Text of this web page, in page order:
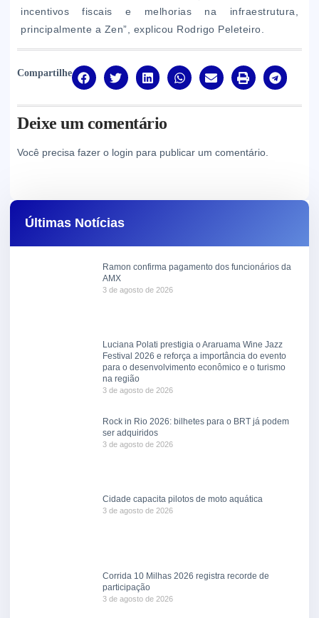
incentivos fiscais e melhorias na infraestrutura,
principalmente a Zen”, explicou Rodrigo Peleteiro.
Compartilhe
Deixe um comentário
Você precisa fazer o login para publicar um comentário.
Últimas Notícias
Ramon confirma pagamento dos funcionários da
AMX
3 de agosto de 2026
Luciana Polati prestigia o Araruama Wine Jazz
Festival 2026 e reforça a importância do evento
para o desenvolvimento econômico e o turismo
na região
3 de agosto de 2026
Rock in Rio 2026: bilhetes para o BRT já podem
ser adquiridos
3 de agosto de 2026
Cidade capacita pilotos de moto aquática
3 de agosto de 2026
Corrida 10 Milhas 2026 registra recorde de
participação
3 de agosto de 2026